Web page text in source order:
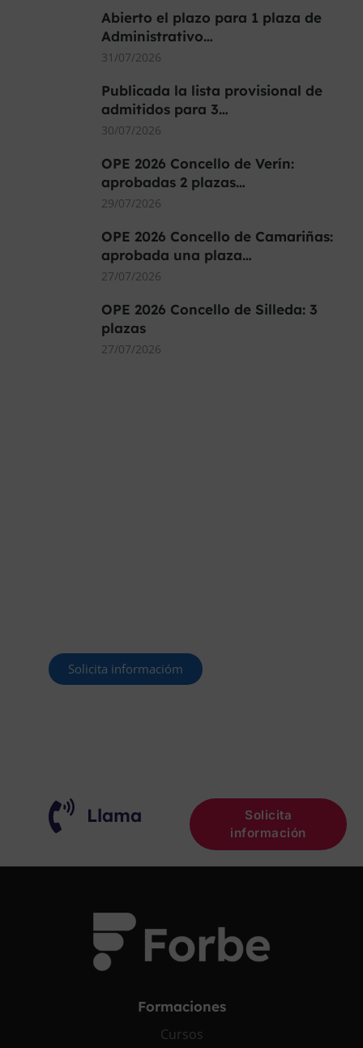
Abierto el plazo para 1 plaza de
Administrativo…
31/07/2026
Publicada la lista provisional de
admitidos para 3…
30/07/2026
OPE 2026 Concello de Verín:
aprobadas 2 plazas…
29/07/2026
OPE 2026 Concello de Camariñas:
aprobada una plaza…
27/07/2026
OPE 2026 Concello de Silleda: 3
plazas
27/07/2026
Solicita informacióm
Llama
Solicita
información
Formaciones
Cursos